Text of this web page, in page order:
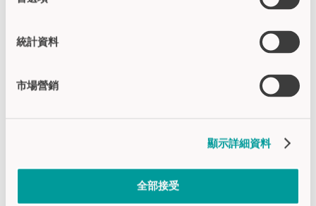
統計資料
市場營銷
顯示詳細資料
全部接受